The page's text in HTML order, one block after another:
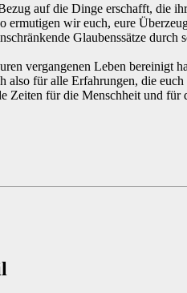
auf die Dinge erschafft, die
wir euch, eure
Glaubenssätze durch
vergangenen Leben bereinigt
für alle Erfahrungen, die
Zeiten für die Menschheit und für